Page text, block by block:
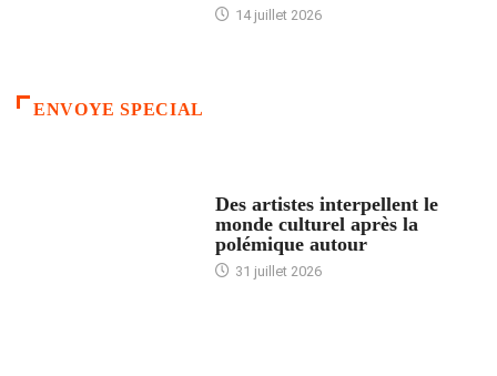
14 juillet 2026
ENVOYE SPECIAL
Des artistes interpellent le
monde culturel après la
polémique autour
31 juillet 2026